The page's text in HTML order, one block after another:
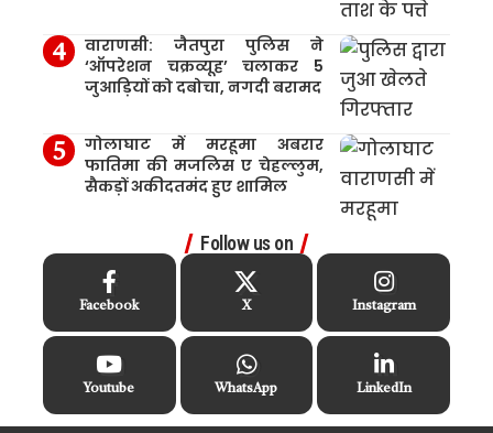
वाराणसी: जैतपुरा पुलिस ने
‘ऑपरेशन चक्रव्यूह’ चलाकर 5
जुआड़ियों को दबोचा, नगदी बरामद
गोलाघाट में मरहूमा अबरार
फातिमा की मजलिस ए चेहल्लुम,
सैकड़ों अकीदतमंद हुए शामिल
Follow us on
Facebook X Instagram
Youtube WhatsApp LinkedIn